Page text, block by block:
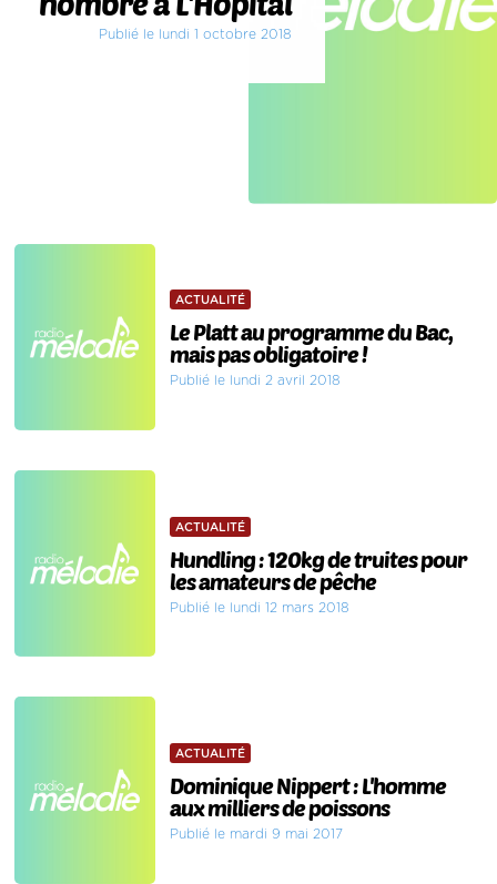
Publié le lundi 1 octobre 2018
ACTUALITÉ
Le Platt au programme du Bac,
mais pas obligatoire !
Publié le lundi 2 avril 2018
ACTUALITÉ
Hundling : 120kg de truites pour
les amateurs de pêche
Publié le lundi 12 mars 2018
ACTUALITÉ
Dominique Nippert : L'homme
aux milliers de poissons
Publié le mardi 9 mai 2017